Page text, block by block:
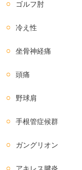
ゴルフ肘
冷え性
坐骨神経痛
頭痛
野球肩
手根管症候群
ガングリオン
アキレス腱炎